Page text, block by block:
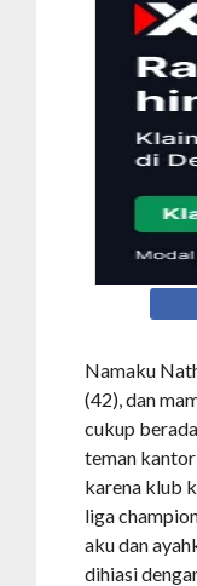
Namaku
(42), dan
cukup
teman
karena klub
liga
aku dan
dihiasi